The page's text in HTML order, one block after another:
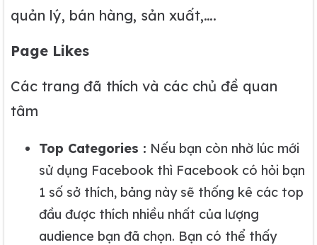
quản lý, bán hàng, sản xuất,….
Page Likes
Các trang đã thích và các chủ đề quan
tâm
Top Categories : Nếu bạn còn nhờ lúc mới
sử dụng Facebook thì Facebook có hỏi bạn
1 số sở thích, bảng này sẽ thống kê các top
đầu được thích nhiều nhất của lượng
audience bạn đã chọn. Bạn có thể thấy